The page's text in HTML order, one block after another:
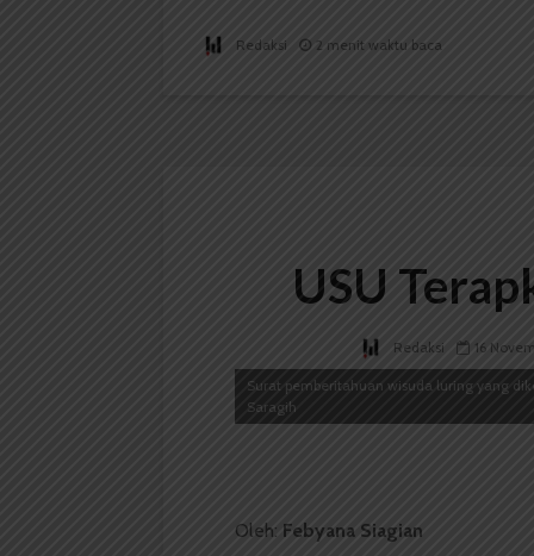
Redaksi 2 menit waktu baca
USU
Redaksi 16
Surat pemberitahuan wisuda luring yang
Saragih
Oleh: Febyana Siagian